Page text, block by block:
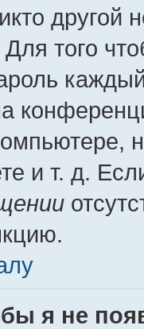
другой
того
и т. д.
я не